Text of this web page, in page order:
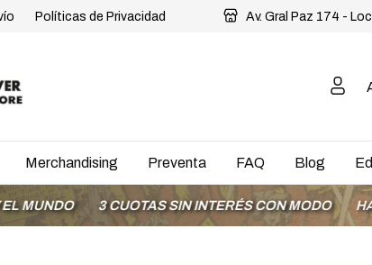
Políticas de Privacidad Av. Gral Paz 174 -
Merchandising Preventa FAQ Blog
3 CUOTAS SIN INTERÉS CON MODO HASTA